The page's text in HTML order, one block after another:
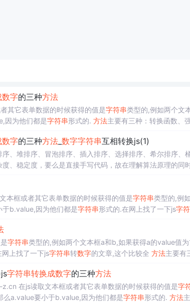
数字的三种方法
其它表单数据的时候获得的值是字符串类型的,例如两个文
因为他们都是字符串形式的. 方法主要有三种：转换函数、
数字的三种方法_ 数字字符串互相转换js(1)
、堆排序、冒泡排序、插入排序、选择排序、希尔排序、
、稳定度，要么是直接手写代码，故在理解算法原理的同
实现了
本框或者其它表单数据的时候获得的值是字符串类型的,例
b.value,因为他们都是字符串形式的.在网上找了一下js字
字符串类型的,例如两个文本框a和b,如果获得a的value值
网上找了一下js字符串转数字的文章,这个比较全 方法主要有
字符串转换成数字的三种方法
加入职业技能圈：272292492 更多文章：www.f-z.cn 在js读取文本框或者其它表单数据的时候获得的值是字
a.value要小于b.value,因为他们都是字符串形式的. 方法